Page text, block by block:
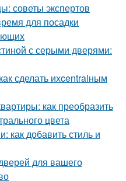
советы экспертов
для посадки
с серыми дверями:
сделать ихcentralным
как преобразить
цвета
как добавить стиль и
для вашего